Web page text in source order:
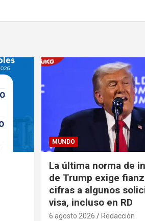
MUNDO
La última norma de
de Trump exige
cifras a algunos
visa, incluso en RD
6 agosto 2026 Redacción